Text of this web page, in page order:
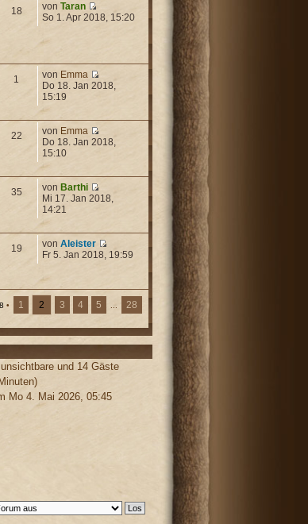
18 vonTaran
So 1. Apr 2018, 15:20
1 von Emma
Do 18. Jan 2018,
15:19
22 von Emma
Do 18. Jan 2018,
15:10
35 von Barthi
Mi 17. Jan 2018,
14:21
19 vonAleister
Fr 5. Jan 2018, 19:59
• 1 2 3 4 5 ... 28
und 14 Gäste
Mo 4. Mai 2026, 05:45